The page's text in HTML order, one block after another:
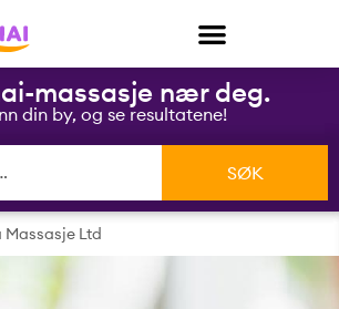
massasje nær deg.
din by, og se resultatene!
Massasje Ltd